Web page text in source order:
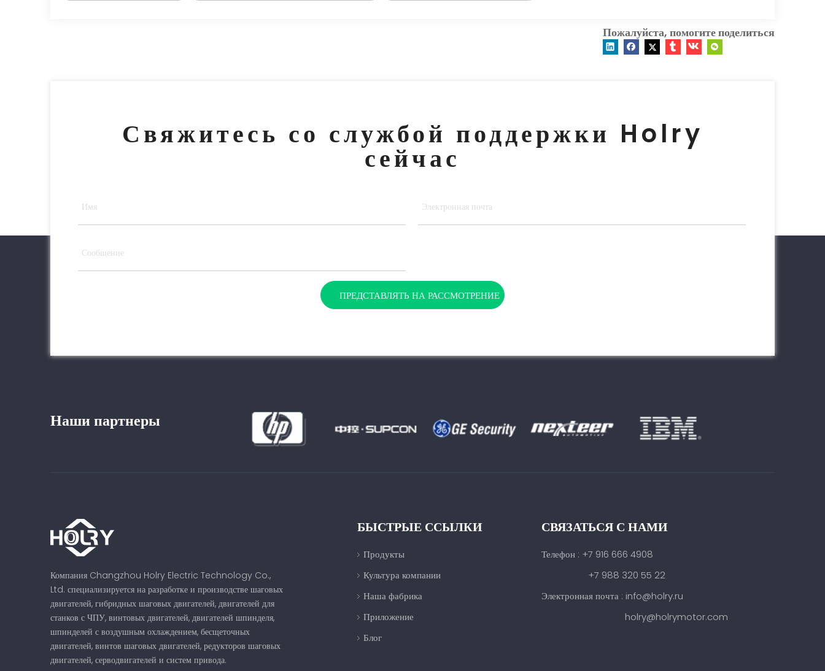
Пожалуйста, помогите поделиться
Свяжитесь со службой поддержки Holry
сейчас
ПРЕДСТАВЛЯТЬ НА РАССМОТРЕНИЕ
Наши партнеры
Компания Changzhou Holry Electric Technology Co.,
Ltd. специализируется на разработке и производстве шаговых
двигателей, гибридных шаговых двигателей, двигателей для
станков с ЧПУ, винтовых двигателей, двигателей шпинделя,
шпинделей с воздушным охлаждением, бесщеточных
двигателей, винтов шаговых двигателей, редукторов шаговых
двигателей, серводвигателей и систем привода.
БЫСТРЫЕ ССЫЛКИ
Продукты
Культура компании
Наша фабрика
Приложение
Блог
СВЯЗАТЬСЯ С НАМИ
Телефон : +7 916 666 4908
+7 988 320 55 22
Электронная почта : info@holry.ru
holry@holrymotor.com